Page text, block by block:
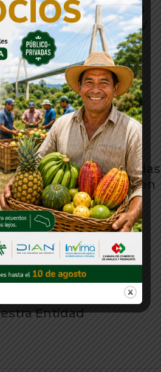
de la Gobernación
tendencia negativa y
del 12% en
al cierre de
Arauca adopta medidas
la seguridad en
hechos de violencia
jornada de
Entidad